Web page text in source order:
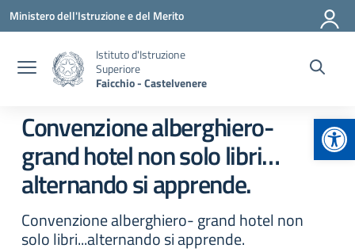
Vai ai contenuti
Vai al menu di navigazione
Vai al footer
Ministero dell'Istruzione e del Merito
Istituto d'Istruzione
Superiore
Faicchio - Castelvenere
Convenzione alberghiero-
grand hotel non solo libri…
alternando si apprende.
Convenzione alberghiero- grand hotel non
solo libri...alternando si apprende.